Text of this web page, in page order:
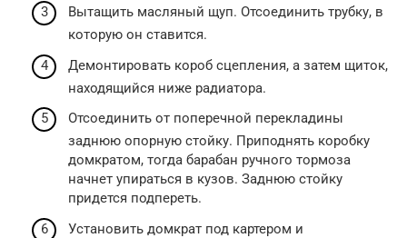
Вытащить масляный щуп. Отсоединить трубку, в
которую он ставится.
Демонтировать короб сцепления, а затем щиток,
находящийся ниже радиатора.
Отсоединить от поперечной перекладины
заднюю опорную стойку. Приподнять коробку
домкратом, тогда барабан ручного тормоза
начнет упираться в кузов. Заднюю стойку
придется подпереть.
Установить домкрат под картером и